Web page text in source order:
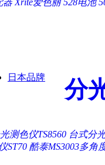
器 Xrite爱色丽 528电池
日本品牌 分
测色仪TS8560 台式分
ST70 酷泰MS3003多角